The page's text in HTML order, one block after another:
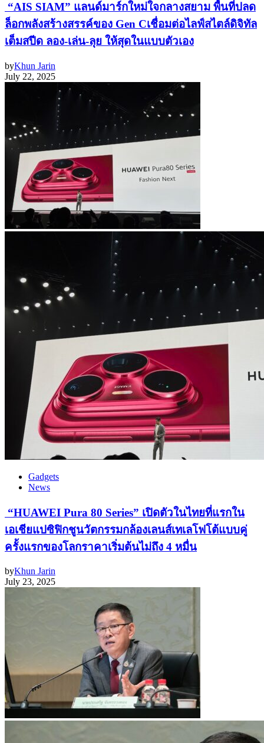
“AIS SIAM” แลนด์มาร์กใหม่ใจกลางสยาม พื้นที่ปลด
ล็อกพลังสร้างสรรค์ของ Gen Cเชื่อมต่อไลฟ์สไตล์ดิจิทัล
เต็มสปีด ลอง-เล่น-ลุย ให้สุดในแบบตัวเอง
byKhun Jarin
July 22, 2025
Gadgets
News
“HUAWEI Pura 80 Series” เปิดตัวในไทยที่แรกใน
เอเชียแปซิฟิกชูนวัตกรรมกล้องเลนส์เทเลโฟโต้แบบคู่
ครั้งแรกของโลกราคาเริ่มต้นไม่ถึง 4 หมื่น
byKhun Jarin
July 23, 2025